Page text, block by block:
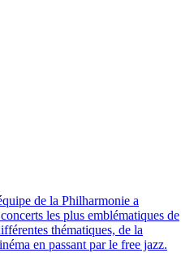
de la Philharmonie a
les plus emblématiques de
thématiques, de la
en passant par le free jazz.